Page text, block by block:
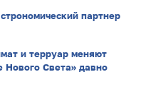
партнер
и терруар меняют
Нового Света» давно